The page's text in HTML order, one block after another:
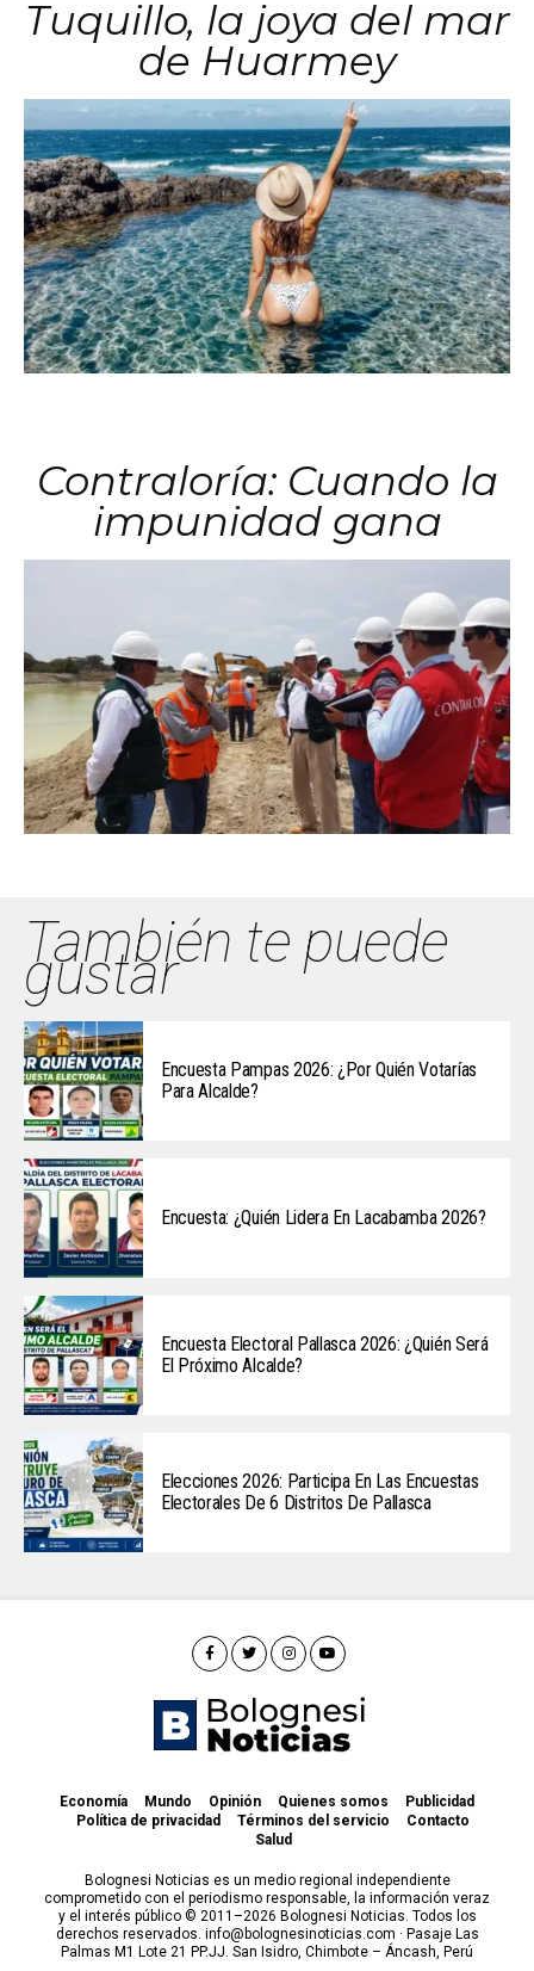
Tuquillo, la joya del mar
de Huarmey
Contraloría: Cuando la
impunidad gana
También te puede
gustar
Encuesta Pampas 2026: ¿Por Quién Votarías
Para Alcalde?
Encuesta: ¿Quién Lidera En Lacabamba 2026?
Encuesta Electoral Pallasca 2026: ¿Quién Será
El Próximo Alcalde?
Elecciones 2026: Participa En Las Encuestas
Electorales De 6 Distritos De Pallasca
Economía Mundo Opinión Quienes somos
Publicidad
Política de privacidad
Términos del servicio
Contacto
Salud
Bolognesi Noticias es un medio regional independiente
comprometido con el periodismo responsable, la información veraz
y el interés público © 2011–2026 Bolognesi Noticias. Todos los
derechos reservados. info@bolognesinoticias.com · Pasaje Las
Palmas M1 Lote 21 PP.JJ. San Isidro, Chimbote – Áncash, Perú